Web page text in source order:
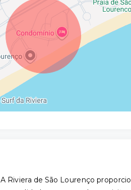
A Riviera de São Lourenço